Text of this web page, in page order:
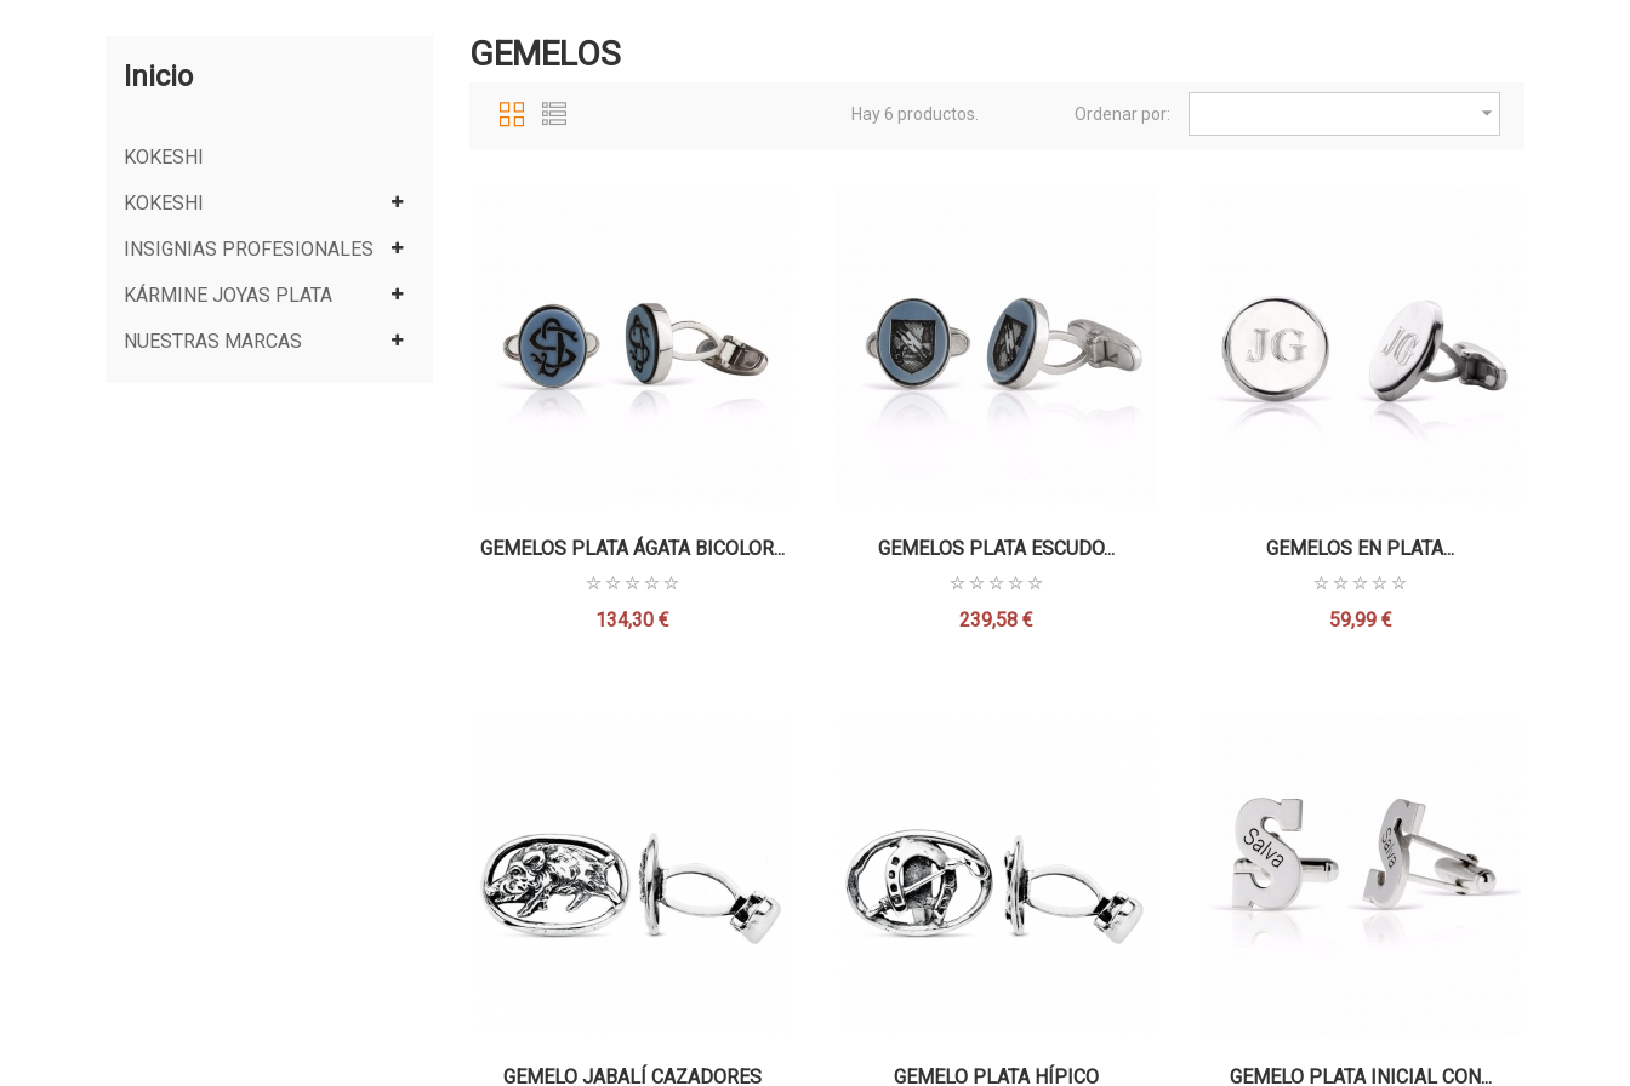
Inicio
KOKESHI
KOKESHI
INSIGNIAS PROFESIONALES
KÁRMINE JOYAS PLATA
NUESTRAS MARCAS
GEMELOS
Hay 6 productos. Ordenar por: 
GEMELOS PLATA ÁGATA BICOLOR...
Precio
134,30 €
GEMELOS PLATA ESCUDO...
Precio
239,58 €
GEMELOS EN PLATA...
Precio
59,99 €
GEMELO JABALÍ CAZADORES
GEMELO PLATA HÍPICO GEMELO PLATA INICIAL CON...